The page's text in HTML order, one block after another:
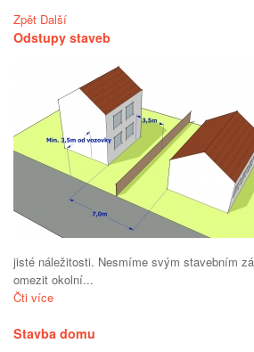
Zpět Další
Odstupy staveb
jisté náležitosti. Nesmíme svým stavebním
omezit okolní...
Čti více
Stavba domu